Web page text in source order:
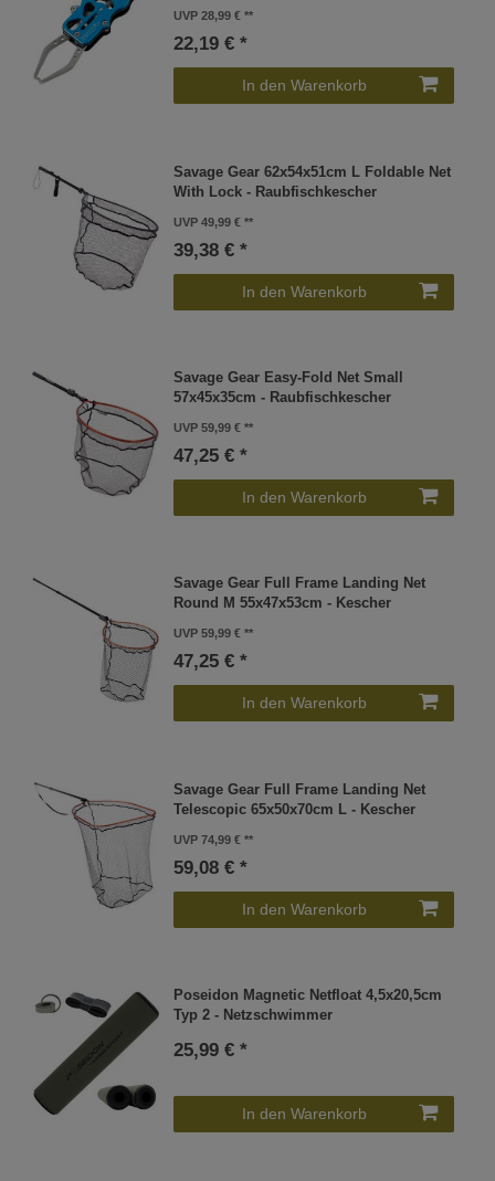
UVP 28,99 €
22,19 € *
In den Warenkorb
Savage Gear 62x54x51cm L Foldable Net
With Lock - Raubfischkescher
UVP 49,99 €
39,38 € *
In den Warenkorb
Savage Gear Easy-Fold Net Small
57x45x35cm - Raubfischkescher
UVP 59,99 €
47,25 € *
In den Warenkorb
Savage Gear Full Frame Landing Net
Round M 55x47x53cm - Kescher
UVP 59,99 €
47,25 € *
In den Warenkorb
Savage Gear Full Frame Landing Net
Telescopic 65x50x70cm L - Kescher
UVP 74,99 €
59,08 € *
In den Warenkorb
Poseidon Magnetic Netfloat 4,5x20,5cm
Typ 2 - Netzschwimmer
25,99 € *
In den Warenkorb